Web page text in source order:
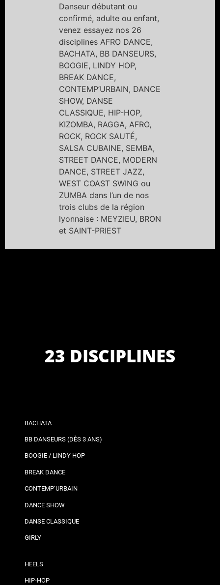
Danseur débutant ou
confirmé, adulte ou enfant,
venez essayez nos 26
disciplines AFRO DANCE,
BACHATA, BB DANSEURS,
BOOGIE, LINDY HOP,
BREAK DANCE,
CONTEMP’URBAIN, DANCE
SHOW, DANSE
CLASSIQUE, HIP-HOP,
KIZOMBA, RAGGA, AFRO,
ROCK, ROCK SAUTÉ,
SALSA CUBAINE, SEMBA,
STREET DANCE, MODERN
DANCE, STREET JAZZ,
WEST COAST SWING ou
ZUMBA dans l’un de nos
trois clubs de la région
lyonnaise : MEYZIEU, BRON
et SAINT-PRIEST
23 DISCIPLINES
BACHATA
BB DANSEURS (DÈS 3 ANS)
BOOGIE / LINDY HOP
BREAK DANCE
CONTEMP’URBAIN
DANCE SHOW
DANSE CLASSIQUE
GIRLY
HEELS
HIP-HOP